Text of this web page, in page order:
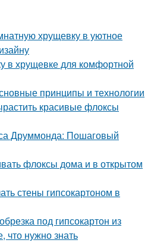
хрущевку в уютное
в хрущевке для комфортной
принципы и технологии
красивые флоксы
Друммонда: Пошаговый
флоксы дома и в открытом
стены гипсокартоном в
под гипсокартон из
что нужно знать